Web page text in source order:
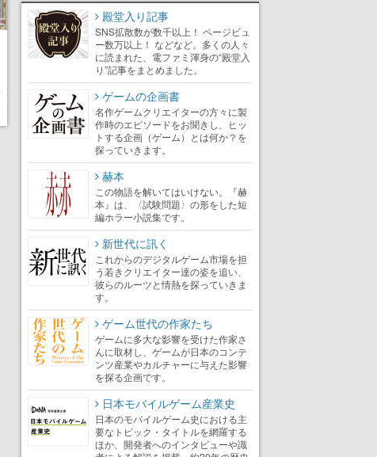
殿堂入り記事
SNS拡散数が数千以上！ ページビュ
ー数万以上！ などなど。多くの人々
に読まれた、電ファミ渾身の“殿堂入
り”記事をまとめました。
ゲームの企画書
名作ゲームクリエイターの方々に製
作時のエピソードをお聞きし、ヒッ
トする企画（ゲーム）とは何か？を
探っていきます。
赫本
この物語を解いてはいけない。『赫
本』は、〈試験問題〉の形をした短
編ホラー小説集です。
新世代に訊く
これからのデジタルゲーム市場を担
う若きクリエイター達の姿を追い、
彼らのルーツと情熱を探っていきま
す。
ゲーム世代の作家たち
ゲームに多大な影響を受けた作家さ
んに取材し、ゲームが日本のコンテ
ンツ産業やカルチャーに与えた影響
を探る企画です。
日本モバイルゲーム産業史
日本のモバイルゲーム史における主
要なトピック・タイトルを網羅する
ほか、開発者へのインタビューや識